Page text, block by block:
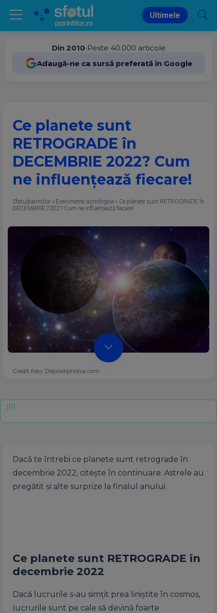
Ultimele
Din 2010•Peste 40.000 articole
Adaugă-ne ca sursă preferată în Google
Ce planete sunt
RETROGRADE în
DECEMBRIE 2022? Cum
ne influențează fiecare!
Sfatulparintilor » Evenimente astrologice » Ce planete sunt RETROGRADE în
DECEMBRIE 2022? Cum ne influențează fiecare!
Credit foto: Depositphotos.com
Dacă te întrebi ce planete sunt retrograde în
decembrie 2022, citește în continuare. Astrele au
pregătit și alte surprize la finalul anului.
Ce planete sunt RETROGRADE în
decembrie 2022
Dacă lucrurile s-au simțit prea liniștite în cosmos,
lucrurile sunt pe cale să devină foarte